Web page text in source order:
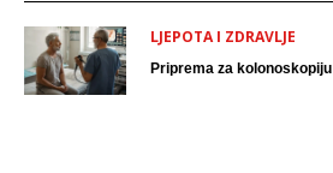
LJEPOTA I ZDRAVLJE
Priprema za kolonoskopiju